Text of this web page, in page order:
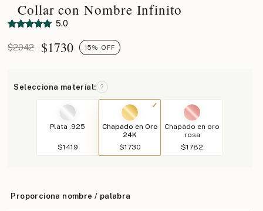
Collar con Nombre Infinito
5.0
$2042 $1730 15% OFF
Selecciona material: ?
Plata .925
$1419
Chapado en Oro
24K
$1730
Chapado en oro
rosa
$1782
Proporciona nombre / palabra